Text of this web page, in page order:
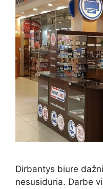
Dirbantys biure
nesusiduria. Darbe